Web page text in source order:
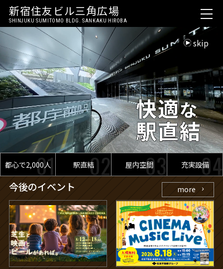
新宿住友ビル三角広場
SHINJUKU SUMITOMO BLDG.SANKAKU HIROBA
開催事例
空間•設備
アクセス・概要
スペース利用のご相談・お問い合わせ
050-3112-5050
平日:9:00-18:00 土日祝・年末年始定休
skip
都心で2,000人 駅直結 屋内空間 充実設備
今後のイベント more